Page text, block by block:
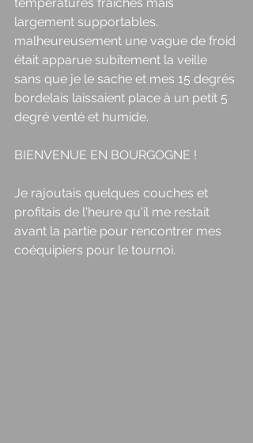
largement supportables.
malheureusement une vague de froid
était apparue subitement la veille
sans que je le sache et mes 15 degrés
bordelais laissaient place à un petit 5
degré venté et humide.
BIENVENUE EN BOURGOGNE !
Je rajoutais quelques couches et
profitais de l'heure qu'il me restait
avant la partie pour rencontrer mes
coéquipiers pour le tournoi.